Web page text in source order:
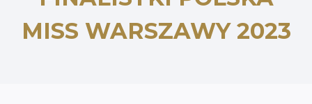
MISS WARSZAWY 2023